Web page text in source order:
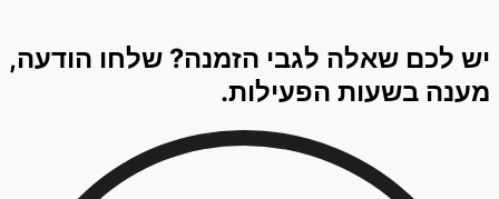
יש לכם שאלה לגבי הזמנה? שלחו הודעה,
מענה בשעות הפעילות.